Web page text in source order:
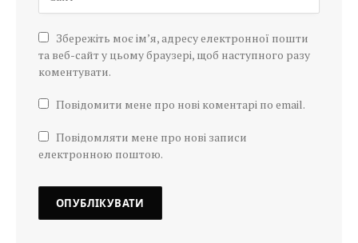
Збережіть моє ім’я, адресу електронної пошти
та веб-сайт у цьому браузері, щоб наступного разу
коментувати.
Повідомити мене про нові коментарі по email.
Повідомляти мене про нові записи
електронною поштою.